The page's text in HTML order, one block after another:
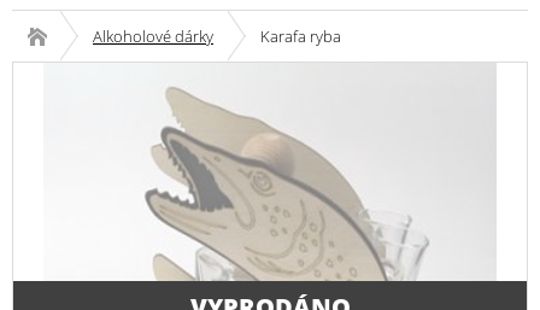
Alkoholové dárky Karafa ryba